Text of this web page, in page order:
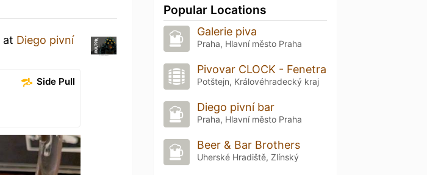
at Diego pivní
Side Pull
Popular Locations
Galerie piva
Praha, Hlavní město Praha
Pivovar CLOCK - Fenetra
Potštejn, Královéhradecký kraj
Diego pivní bar
Praha, Hlavní město Praha
Beer & Bar Brothers
Uherské Hradiště, Zlínský